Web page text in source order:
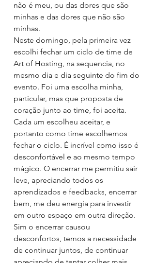
não é meu, ou das dores que são
minhas e das dores que não são
minhas.
Neste domingo, pela primeira vez
escolhi fechar um ciclo de time de
Art of Hosting, na sequencia, no
mesmo dia e dia seguinte do fim do
evento. Foi uma escolha minha,
particular, mas que proposta de
coração junto ao time, foi aceita.
Cada um escolheu aceitar, e
portanto como time escolhemos
fechar o ciclo. É incrível como isso é
desconfortável e ao mesmo tempo
mágico. O encerrar me permitiu sair
leve, apreciando todos os
aprendizados e feedbacks, encerrar
bem, me deu energia para investir
em outro espaço em outra direção.
Sim o encerrar causou
desconfortos, temos a necessidade
de continuar juntos, de continuar